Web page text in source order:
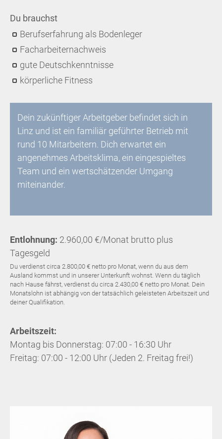
Du brauchst
Berufserfahrung als Bodenleger
Facharbeiternachweis
gute Deutschkenntnisse
körperliche Fitness
Dein zukünftiger Arbeitgeber befindet sich in
Linz und ist ein familiär geführter Betrieb mit
rund 10 Mitarbeitern. Dich erwartet ein
angenehmes Arbeitsklima, ein eingespieltes
Team und ein wertschätzender Umgang
miteinander.
Entlohnung: 2.960,00 €/Monat brutto plus
Tagesgeld
Du verdienst circa 2.800,00 € netto pro Monat, wenn du aus dem
Ausland kommst und in unserer Unterkunft wohnst. Wenn du täglich
nach Hause fährst, verdienst du circa 2.430,00 € netto pro Monat. Dein
Monatslohn ist abhängig von der tatsächlich geleisteten Arbeitszeit und
deiner Qualifikation.
Arbeitszeit:
Montag bis Donnerstag: 07:00 - 16:30 Uhr
Freitag: 07:00 - 12:00 Uhr (Jeden 2. Freitag frei!)